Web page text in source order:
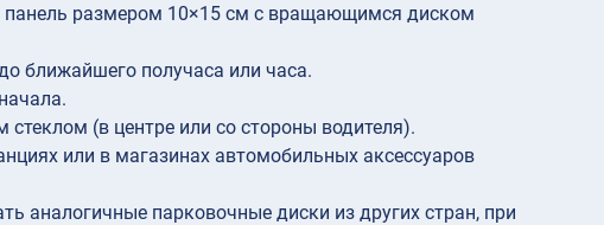
панель размером 10×15 см с вращающимся диском
ближайшего получаса или часа.
(в центре или со стороны водителя).
или в магазинах автомобильных аксессуаров
аналогичные парковочные диски из других стран, при